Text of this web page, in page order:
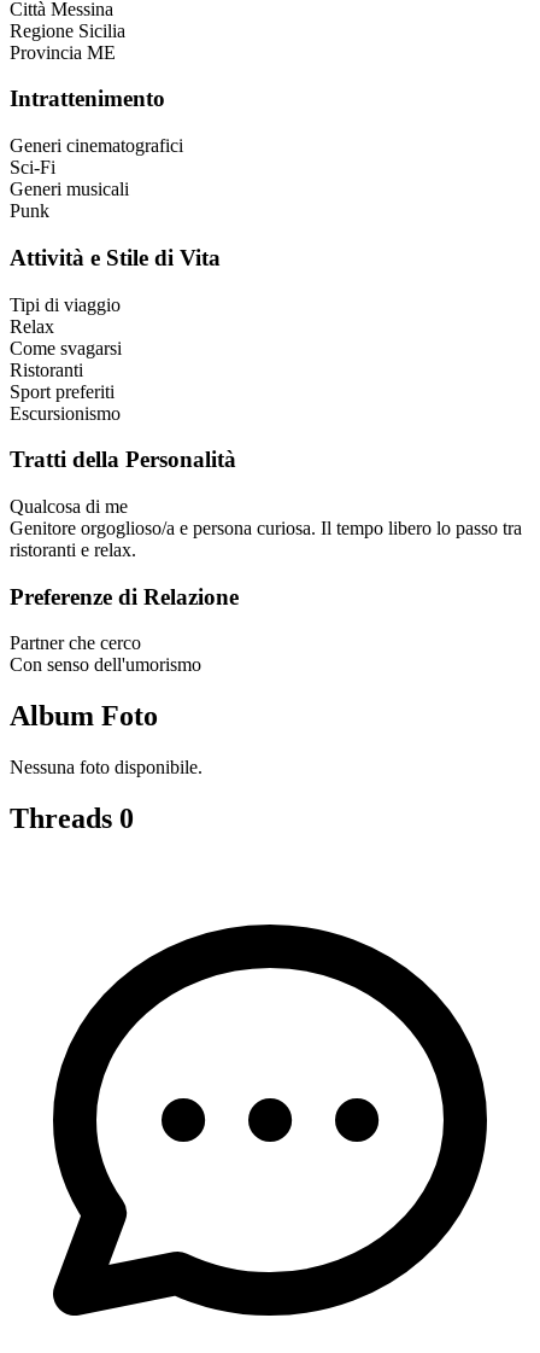
Città Messina
Regione Sicilia
Provincia ME
Intrattenimento
Generi cinematografici
Sci-Fi
Generi musicali
Punk
Attività e Stile di Vita
Tipi di viaggio
Relax
Come svagarsi
Ristoranti
Sport preferiti
Escursionismo
Tratti della Personalità
Qualcosa di me
Genitore orgoglioso/a e persona curiosa. Il tempo libero lo passo tra
ristoranti e relax.
Preferenze di Relazione
Partner che cerco
Con senso dell'umorismo
Album Foto
Nessuna foto disponibile.
Threads 0